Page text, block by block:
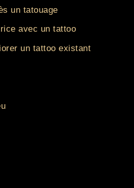
un tatouage
avec un tattoo
un tattoo existant